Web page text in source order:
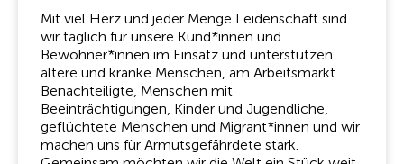
Mit viel Herz und jeder Menge Leidenschaft sind
wir täglich für unsere Kund*innen und
Bewohner*innen im Einsatz und unterstützen
ältere und kranke Menschen, am Arbeitsmarkt
Benachteiligte, Menschen mit
Beeinträchtigungen, Kinder und Jugendliche,
geflüchtete Menschen und Migrant*innen und wir
machen uns für Armutsgefährdete stark.